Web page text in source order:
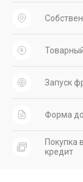
Запуск
Форма
Покупка в
кредит